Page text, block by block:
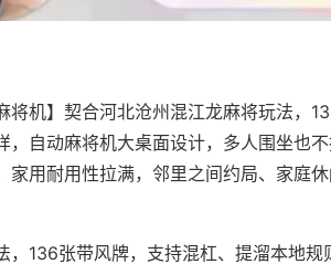
将机】契合河北沧州混江龙麻将玩法，
自动麻将机大桌面设计，多人围坐也不
家用耐用性拉满，邻里之间约局、家庭
，136张带风牌，支持混杠、提溜本地规